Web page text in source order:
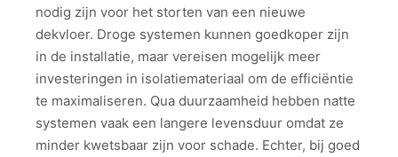
nodig zijn voor het storten van een nieuwe
dekvloer. Droge systemen kunnen goedkoper zijn
in de installatie, maar vereisen mogelijk meer
investeringen in isolatiemateriaal om de efficiëntie
te maximaliseren. Qua duurzaamheid hebben natte
systemen vaak een langere levensduur omdat ze
minder kwetsbaar zijn voor schade. Echter, bij goed